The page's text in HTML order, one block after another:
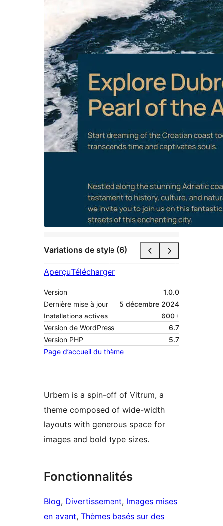
Variations de style (6)
AperçuTélécharger
Version
1.0.0
Dernière mise à jour
5 décembre 2024
Installations actives
600+
Version de WordPress
6.7
Version PHP
5.7
Page d’accueil du thème
Urbem is a spin-off of Vitrum, a
theme composed of wide-width
layouts with generous space for
images and bold type sizes.
Fonctionnalités
Blog, Divertissement, Images mises
en avant, Thèmes basés sur des